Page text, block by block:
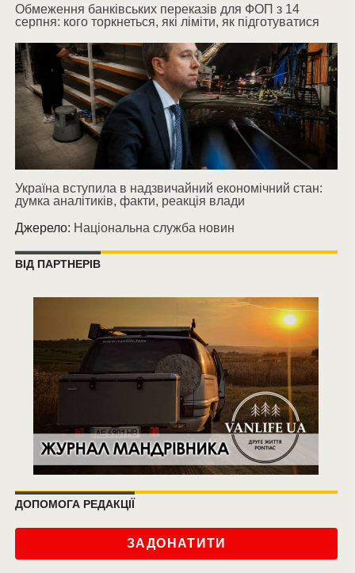
Обмеження банківських переказів для ФОП з 14
серпня: кого торкнеться, які ліміти, як підготуватися
Україна вступила в надзвичайний економічний стан:
думка аналітиків, факти, реакція влади
Джерело: Національна служба новин
ВІД ПАРТНЕРІВ
ДОПОМОГА РЕДАКЦІЇ
ЗАДОНАТИТИ